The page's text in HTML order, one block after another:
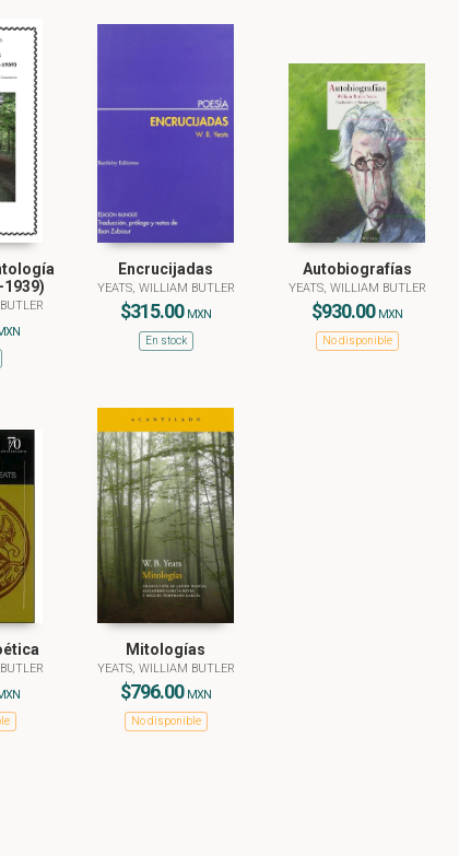
Encrucijadas
YEATS, WILLIAM BUTLER
$315.00 MXN
En stock
Autobiografías
YEATS, WILLIAM BUTLER
$930.00 MXN
No disponible
Mitologías
YEATS, WILLIAM BUTLER
$796.00 MXN
No disponible